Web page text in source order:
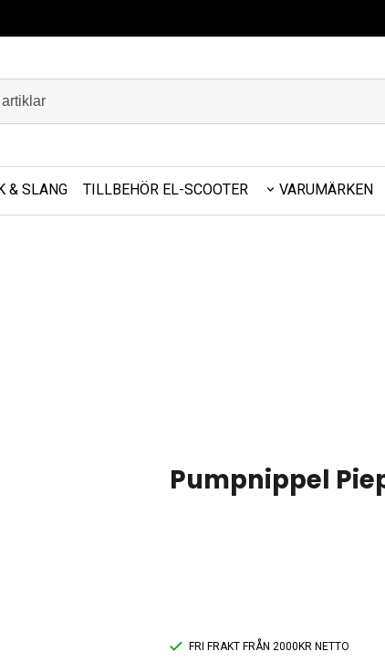
& SLANG TILLBEHÖR EL-SCOOTER VARUMÄRKEN
Pumpnippel
FRI FRAKT FRÅN 2000KR NETTO